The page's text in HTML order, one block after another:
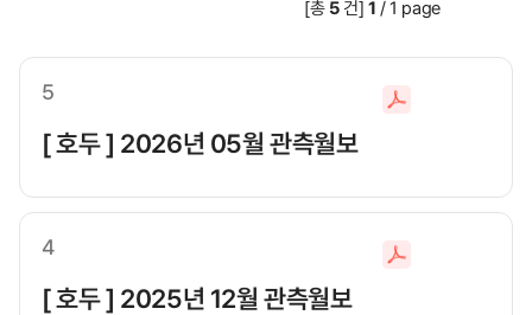
[총 5건] 1 /1 page
5
[ 호두 ] 2026년 05월 관측월보
파
로
드
4
[ 호두 ] 2025년 12월 관측월보
파